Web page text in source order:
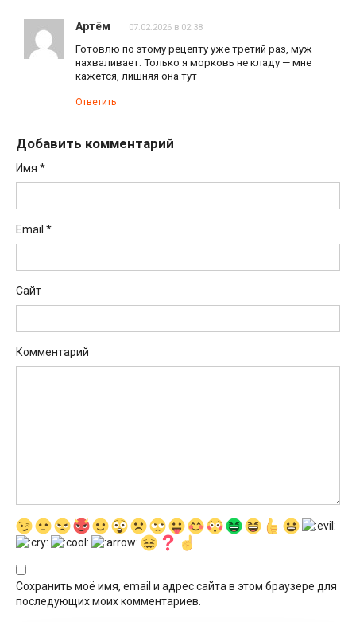
Артём 07.02.2026 в 02:38
Готовлю по этому рецепту уже третий раз, муж
нахваливает. Только я морковь не кладу — мне
кажется, лишняя она тут
Ответить
Добавить комментарий
Имя *
Email *
Сайт
Комментарий
Сохранить моё имя, email и адрес сайта в этом браузере для
последующих моих комментариев.